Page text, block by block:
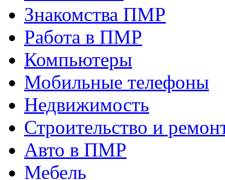
Знакомства ПМР
Работа в ПМР
Компьютеры
Мобильные телефоны
Недвижимость
Строительство и
Авто в ПМР
Мебель